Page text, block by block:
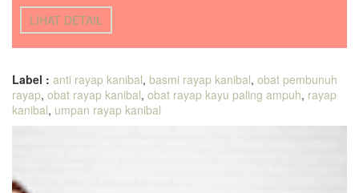
LIHAT DETAIL
Label : anti rayap kanibal, basmi rayap kanibal, obat pembunuh
rayap, obat rayap kanibal, obat rayap kayu paling ampuh, rayap
kanibal, umpan rayap kanibal